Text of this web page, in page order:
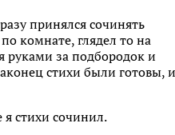
принялся сочинять
комнате, глядел то на
руками за подбородок и
стихи были готовы, и
стихи сочинил.